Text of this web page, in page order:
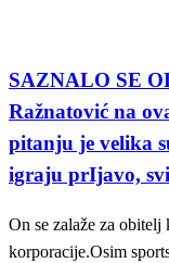
SAZNALO SE
Ražnatović na
pitanju je velika
igraju prIjavo,
On se zalaže za obitelj
korporacije.Osim